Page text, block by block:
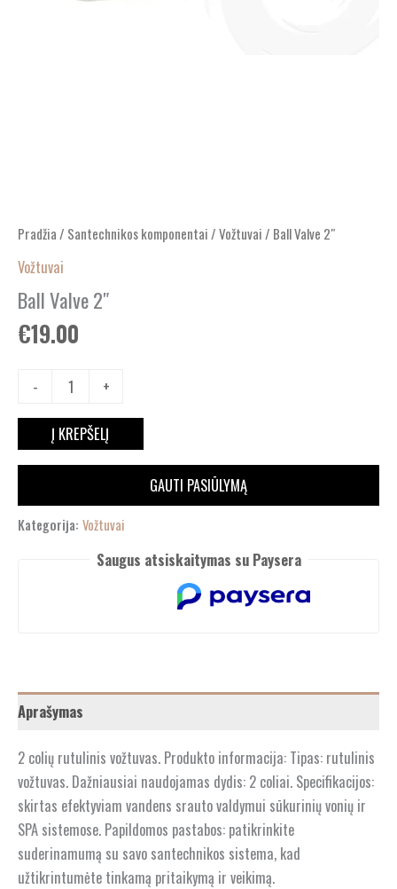
Pradžia/ Santechnikos komponentai/Vožtuvai/ Ball Valve 2″
Vožtuvai
Ball Valve 2″
€19.00
- +
Į KREPŠELĮ
GAUTI PASIŪLYMĄ
Kategorija: Vožtuvai
Saugus atsiskaitymas su Paysera
Aprašymas
2 colių rutulinis vožtuvas. Produkto informacija: Tipas: rutulinis
vožtuvas. Dažniausiai naudojamas dydis: 2 coliai. Specifikacijos:
skirtas efektyviam vandens srauto valdymui sūkurinių vonių ir
SPA sistemose. Papildomos pastabos: patikrinkite
suderinamumą su savo santechnikos sistema, kad
užtikrintumėte tinkamą pritaikymą ir veikimą.